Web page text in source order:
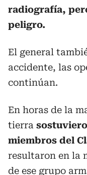
radiografía,
peligro.
El general
accidente, las
continúan.
En horas de la
tierra
miembros del
resultaron en la
de ese grupo